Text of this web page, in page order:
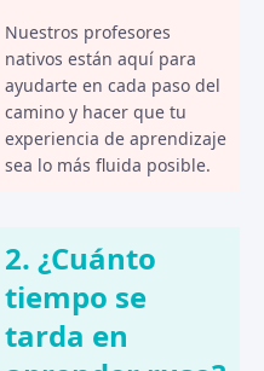
Nuestros profesores
nativos están aquí para
ayudarte en cada paso del
camino y hacer que tu
experiencia de aprendizaje
sea lo más fluida posible.
2. ¿Cuánto
tiempo se
tarda en